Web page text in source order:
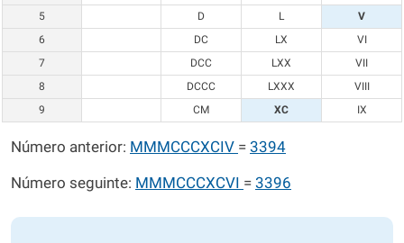
5
D L
V
6
DC LX
VI
7
DCC LXX
VII
8
DCCC LXXX
VIII
9
CM XC IX
Número anterior: MMMCCCXCIV = 3394
Número seguinte: MMMCCCXCVI = 3396